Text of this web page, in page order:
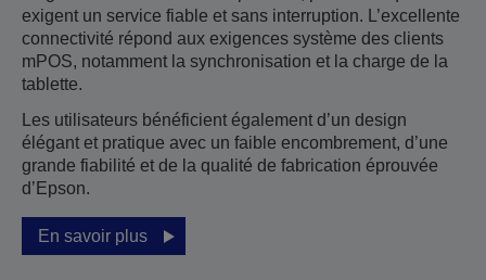
exigent un service fiable et sans interruption. L’excellente
connectivité répond aux exigences système des clients
mPOS, notamment la synchronisation et la charge de la
tablette.
Les utilisateurs bénéficient également d’un design
élégant et pratique avec un faible encombrement, d’une
grande fiabilité et de la qualité de fabrication éprouvée
d’Epson.
En savoir plus